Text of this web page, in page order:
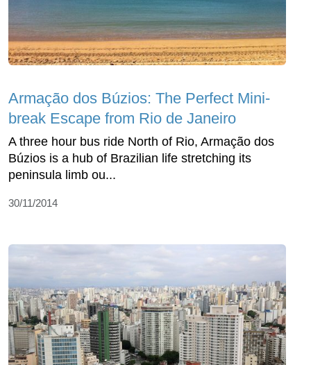
Armação dos Búzios: The Perfect Mini-
break Escape from Rio de Janeiro
A three hour bus ride North of Rio, Armação dos
Búzios is a hub of Brazilian life stretching its
peninsula limb ou...
30/11/2014